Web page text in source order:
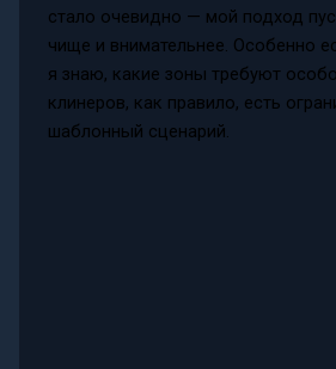
стало очевидно — мой подход
чище и внимательнее. Особенно
я знаю, какие зоны требуют
клинеров, как правило, есть
шаблонный сценарий.